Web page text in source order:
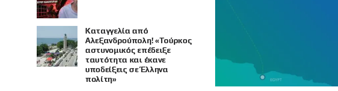
Καταγγελία από
Αλεξανδρούπολη! «Τούρκος
αστυνομικός επέδειξε
ταυτότητα και έκανε
υποδείξεις σε Έλληνα
πολίτη»